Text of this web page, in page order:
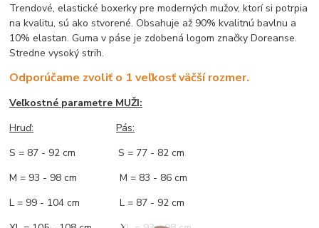
Trendové, elastické boxerky pre moderných mužov, ktorí si potrpia
na kvalitu, sú ako stvorené. Obsahuje až 90% kvalitnú bavlnu a
10% elastan. Guma v páse je zdobená logom značky Doreanse.
Stredne vysoký strih.
Odporúčame zvoliť o 1 veľkosť väčší rozmer.
Veľkostné parametre MUŽI:
Hruď:
Pás:
S = 87 - 92 cm S = 77 - 82 cm
M = 93 - 98 cm M = 83 - 86 cm
L = 99 - 104 cm L = 87 - 92 cm